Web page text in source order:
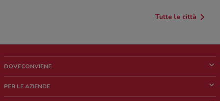
Tutte le città
DOVECONVIENE
Chi siamo
PER LE AZIENDE